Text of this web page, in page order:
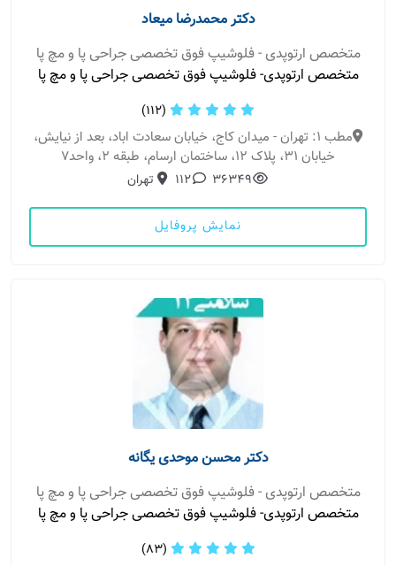
دکتر محمدرضا میعاد
متخصص ارتوپدی - فلوشیپ فوق تخصصی جراحی پا و مچ پا
متخصص ارتوپدی- فلوشیپ فوق تخصصی جراحی پا و مچ پا
(112)
مطب 1: تهران - میدان کاج، خیابان سعادت اباد، بعد از نیایش،
خیابان 31، پلاک 12، ساختمان ارسام، طبقه 2، واحد7
36349
112 تهران
نمایش پروفایل
دکتر محسن موحدی یگانه
متخصص ارتوپدی - فلوشیپ فوق تخصصی جراحی پا و مچ پا
متخصص ارتوپدی- فلوشیپ فوق تخصصی جراحی پا و مچ پا
(83)